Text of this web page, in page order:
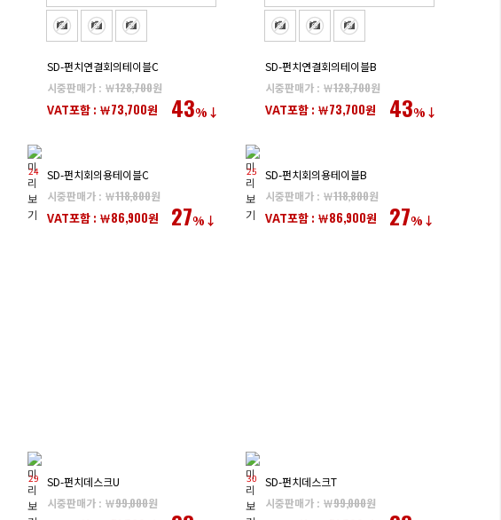
SD-펀치연결회의테이블C
시중판매가 : ￦128,700원
VAT포함 : ￦73,700원 43%↓
SD-펀치연결회의테이블B
시중판매가 : ￦128,700원
VAT포함 : ￦73,700원 43%↓
24 SD-펀치회의용테이블C
시중판매가 : ￦118,800원
VAT포함 : ￦86,900원 27%↓
25
SD-펀치회의용테이블B
시중판매가 : ￦118,800원
VAT포함 : ￦86,900원 27%↓
29
SD-펀치데스크U
시중판매가 : ￦99,000원
30
SD-펀치데스크T
시중판매가 : ￦99,000원